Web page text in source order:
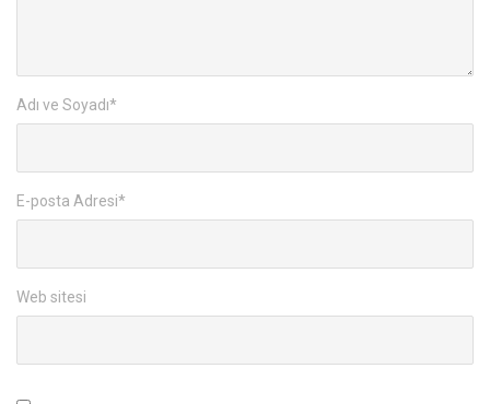
Adı ve Soyadı*
E-posta Adresi*
Web sitesi